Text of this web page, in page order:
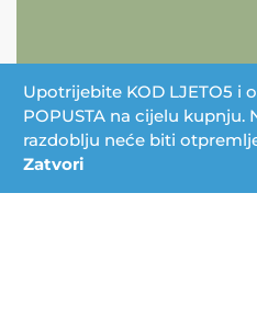
Upotrijebite KOD LJETO5 i
POPUSTA na cijelu kupnju.
razdoblju neće biti
Zatvori